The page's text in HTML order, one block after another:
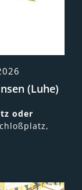
(Luhe)
oder